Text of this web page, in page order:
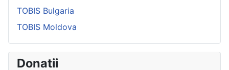
TOBIS Bulgaria
TOBIS Moldova
Donatii